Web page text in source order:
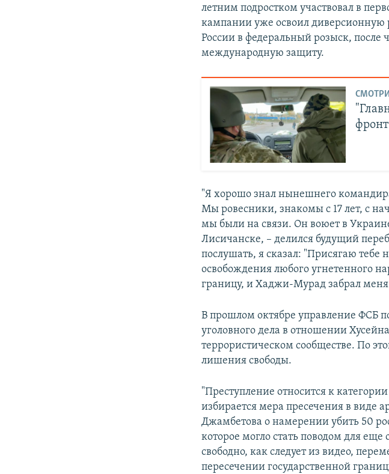
летним подростком участвовал в
кампании уже освоил диверсионную
России в федеральный розыск, после
международную защиту.
"Я хорошо знал нынешнего
Мы ровесники, знакомы с 17 лет, с
мы были на связи. Он воюет в
Лисичанске, – делился будущий
послушать, я сказал: "Присягаю тебе
освобождения любого угнетенного
границу, и Хаджи-Мурад забрал меня
В прошлом октябре управление ФСБ
уголовного дела в отношении
террористическом сообществе. По
лишения свободы.
"Преступление относится к
избирается мера пресечения в виде
Джамбетова о намерении убить 50
которое могло стать поводом для еще
свободно, как следует из видео,
пересечении государственной